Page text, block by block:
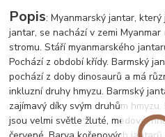
Popis: Myanmarský jantar,
jantar, se nachází v zemi
stromu. Stáří myanmarského
Pochází z období křídy. Barmský
pochází z doby dinosaurů a má
inkluzní druhy hmyzu. Barmský
zajímavý díky svým druhům
jsou velmi světle žluté, medové,